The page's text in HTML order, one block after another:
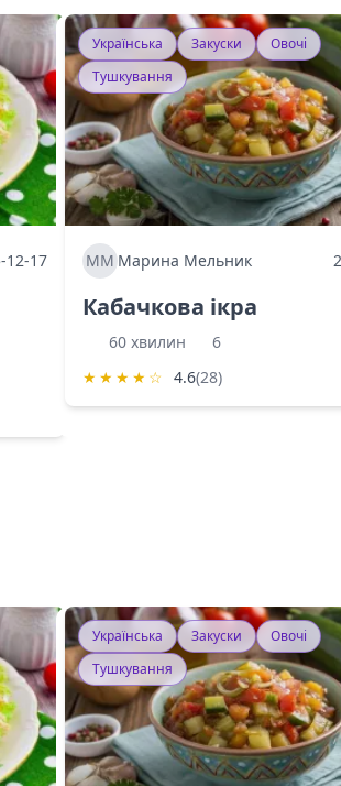
12-17
Українська Закуски
Овочі
Тушкування
ММ Марина Мельник
Кабачкова ікра
60 хвилин
6
★ ★ ★ ★ ☆ 4.6(28)
Українська Закуски
Овочі
Тушкування